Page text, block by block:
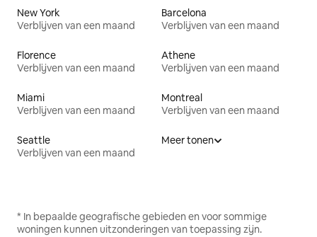
New York
Verblijven van een maand
Barcelona
Verblijven van een maand
Florence
Verblijven van een maand
Athene
Verblijven van een maand
Miami
Verblijven van een maand
Montreal
Verblijven van een maand
Seattle
Verblijven van een maand
Meer tonen
* In bepaalde geografische gebieden en voor sommige
woningen kunnen uitzonderingen van toepassing zijn.